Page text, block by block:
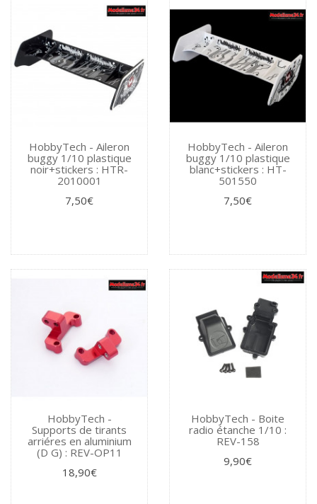
HobbyTech - Aileron
buggy 1/10 plastique
noir+stickers : HTR-
2010001
7,50€
HobbyTech - Aileron
buggy 1/10 plastique
blanc+stickers : HT-
501550
7,50€
HobbyTech -
Supports de tirants
arriéres en aluminium
(D G) : REV-OP11
18,90€
HobbyTech - Boite
radio étanche 1/10 :
REV-158
9,90€